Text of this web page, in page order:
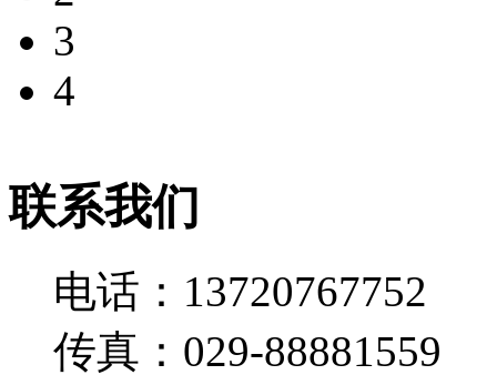
3
4
联系我们
电话：13720767752
传真：029-88881559